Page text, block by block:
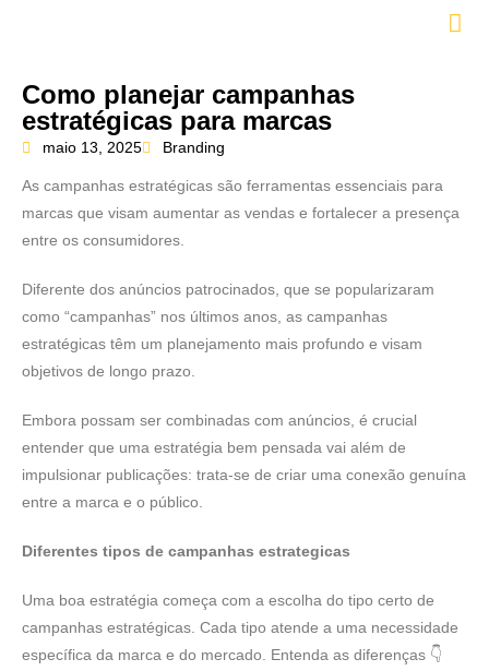
Como planejar campanhas
estratégicas para marcas
maio 13, 2025 Branding
As campanhas estratégicas são ferramentas essenciais para
marcas que visam aumentar as vendas e fortalecer a presença
entre os consumidores.
Diferente dos anúncios patrocinados, que se popularizaram
como “campanhas” nos últimos anos, as campanhas
estratégicas têm um planejamento mais profundo e visam
objetivos de longo prazo.
Embora possam ser combinadas com anúncios, é crucial
entender que uma estratégia bem pensada vai além de
impulsionar publicações: trata-se de criar uma conexão genuína
entre a marca e o público.
Diferentes tipos de campanhas estrategicas
Uma boa estratégia começa com a escolha do tipo certo de
campanhas estratégicas. Cada tipo atende a uma necessidade
específica da marca e do mercado. Entenda as diferenças 👇